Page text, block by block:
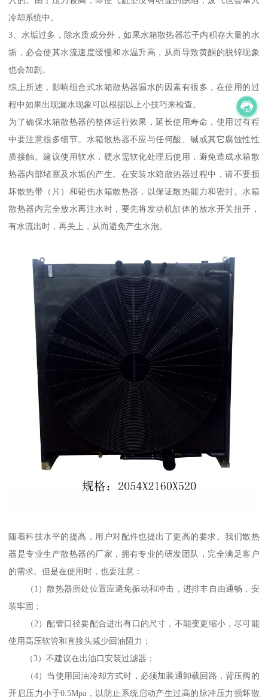
冷却系统中。
3、水垢过多，除水质成分外，如果水箱散热器芯子内积存大量的水
垢，必会使其水流速度缓慢和水温升高，从而导致黄酮的脱锌现象
也会加剧。
综上所述，影响组合式水箱散热器漏水的因素有很多，在使用的过
程中如果出现漏水现象可以根据以上小技巧来检查。
为了确保水箱散热器的整体运行效果，延长使用寿命，使用过有程
中要注意很多细节。水箱散热器不应与任何酸、碱或其它腐蚀性性
质接触。建议使用软水，硬水需软化处理后使用，避免造成水箱散
热器内部堵塞及水垢的产生。在安装水箱散热器过程中，请不要损
坏散热带（片）和碰伤水箱散热器，以保证散热能力和密封。水箱
散热器内完全放水再注水时，要先将发动机缸体的放水开关扭开，
有水流出时，再关上，从而避免产生水泡。
随着科技水平的提高，用户对配件也提出了更高的要求。我们散热
器是专业生产散热器的厂家，拥有专业的研发团队，完全满足客户
的需求。但是在使用时，也要注意：
（1）散热器所处位置应避免振动和冲击，进排丰自由通畅，安
装牢固；
（2）配管口径要配合进出有口的尺寸，不能变更缩小，尽可能
使用高压软管和直接头减少回油阻力；
（3）不建议在出油口安装过滤器；
（4）当使用回油冷却方式时，必须加装通卸载回路，背压阀的
开启压力小于0.5Mpa，以防止系统启动产生过高的脉冲压力损坏散